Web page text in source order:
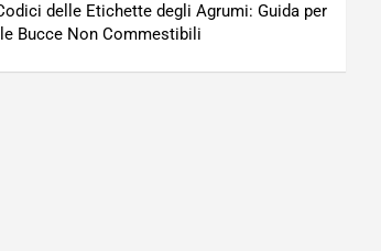
delle Etichette degli Agrumi: Guida per
Bucce Non Commestibili